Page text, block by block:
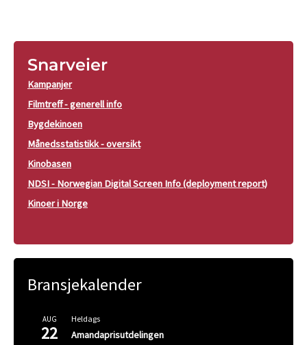
Snarveier
Kampanjer
Filmtreff - generell info
Bygdekinoen
Månedsstatistikk - oversikt
Kinobasen
NDSI - Norwegian Digital Screen Info (deployment report)
Kinoer i Norge
Bransjekalender
AUG
22
Heldags
Amandaprisutdelingen